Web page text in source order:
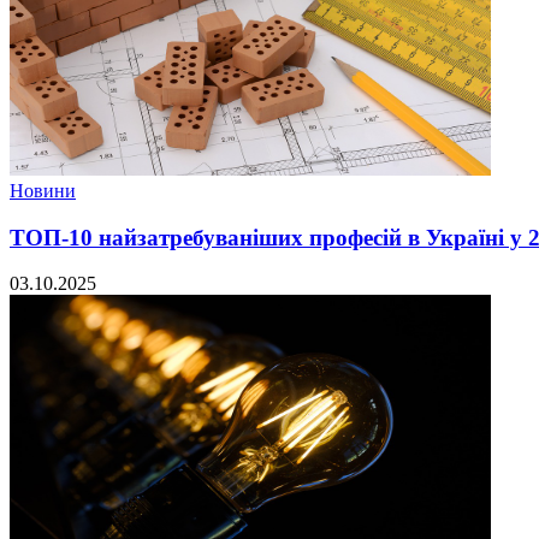
Новини
ТОП-10 найзатребуваніших професій в Україні у
03.10.2025